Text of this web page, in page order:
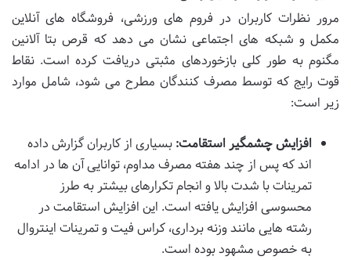
مرور نظرات کاربران در فروم های ورزشی، فروشگاه های آنلاین
مکمل و شبکه های اجتماعی نشان می دهد که قرص بتا آلانین
مگنوم به طور کلی بازخوردهای مثبتی دریافت کرده است. نقاط
قوت رایج که توسط مصرف کنندگان مطرح می شود، شامل موارد
زیر است:
افزایش چشمگیر استقامت: بسیاری از کاربران گزارش داده
اند که پس از چند هفته مصرف مداوم، توانایی آن ها در ادامه
تمرینات با شدت بالا و انجام تکرارهای بیشتر به طرز
محسوسی افزایش یافته است. این افزایش استقامت در
رشته هایی مانند وزنه برداری، کراس فیت و تمرینات اینتروال
به خصوص مشهود بوده است.